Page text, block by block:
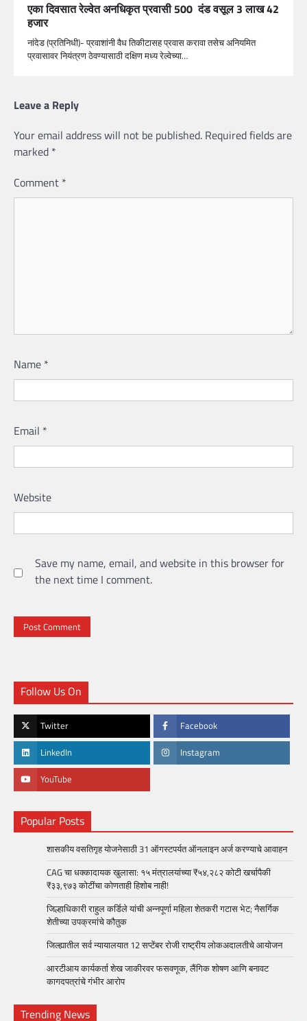
एका दिवसात रेल्वेत अनधिकृत प्रवासी 500 दंड वसूल 3 लाख 42
हजार
नांदेड (प्रतिनिधी)- प्रवाशांनी वैध तिकीटासह प्रवास करावा तसेच अनियमित
प्रवासावर नियंत्रण ठेवण्यासाठी दक्षिण मध्य रेल्वेच्या…
Leave a Reply
Your email address will not be published. Required fields are
marked *
Comment *
Name *
Email *
Website
Save my name, email, and website in this browser for
the next time I comment.
Follow Us On
Twitter Facebook
LinkedIn Instagram
YouTube
Popular Posts
शासकीय वसतिगृह योजनेसाठी 31 ऑगस्टपर्यत ऑनलाइन अर्ज करण्याचे आवाहन
CAG चा धक्कादायक खुलासा: १५ मंत्रालयांच्या ₹५४,२८२ कोटी खर्चापैकी
₹३३,९७३ कोटींचा कोणताही हिशोब नाही!
जिल्हाधिकारी राहुल कर्डिले यांची अन्नपूर्णा महिला शेतकरी गटास भेट; नैसर्गिक
शेतीच्या उपक्रमांचे कौतुक
जिल्ह्यातील सर्व न्यायालयात 12 सप्टेंबर रोजी राष्ट्रीय लोकअदालतीचे आयोजन
आरटीआय कार्यकर्ता शेख जाकीरवर फसवणूक, लैंगिक शोषण आणि बनावट
कागदपत्रांचे गंभीर आरोप
Trending News